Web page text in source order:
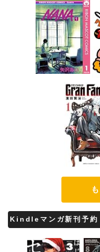
Kindleマンガ新刊予約